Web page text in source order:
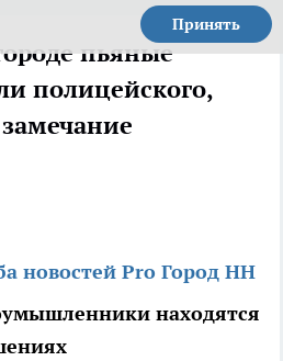
Принять
пьяные
полицейского,
новостей Pro Город НН
находятся